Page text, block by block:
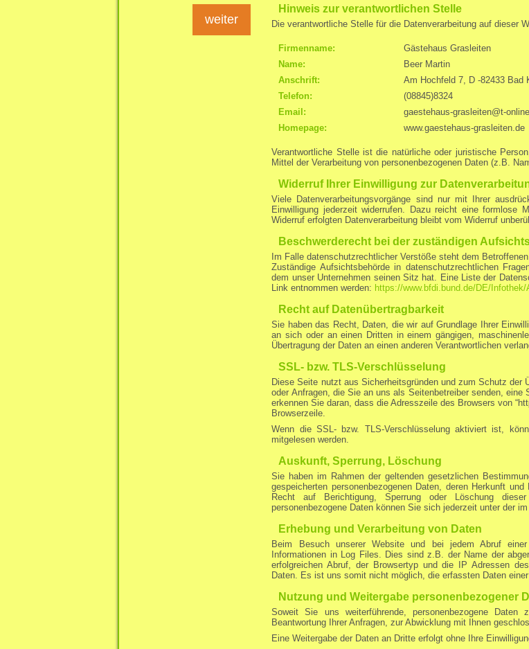
weiter
Hinweis zur verantwortlichen Stelle
Die verantwortliche Stelle für die Datenverarbeitung auf dieser
Firmenname:
Gästehaus Grasleiten
Name:
Beer Martin
Anschrift:
Am Hochfeld 7, D -82433 Bad
Telefon:
(08845)8324
Email:
gaestehaus-grasleiten@t-
Homepage:
www.gaestehaus-grasleiten.de
Verantwortliche Stelle ist die natürliche oder juristische
Mittel der Verarbeitung von personenbezogenen Daten (z.B.
Widerruf Ihrer Einwilligung zur
Viele Datenverarbeitungsvorgänge sind nur mit Ihrer
Einwilligung jederzeit widerrufen. Dazu reicht eine
Widerruf erfolgten Datenverarbeitung bleibt vom Widerruf
Beschwerderecht bei der zuständigen
Im Falle datenschutzrechtlicher Verstöße steht dem
Zuständige Aufsichtsbehörde in datenschutzrechtlichen
dem unser Unternehmen seinen Sitz hat. Eine Liste der
Link entnommen werden: https://www.bfdi.bund.de/DE/
Recht auf Datenübertragbarkeit
Sie haben das Recht, Daten, die wir auf Grundlage Ihrer
an sich oder an einen Dritten in einem gängigen,
Übertragung der Daten an einen anderen Verantwortlichen
SSL- bzw. TLS-Verschlüsselung
Diese Seite nutzt aus Sicherheitsgründen und zum Schutz
oder Anfragen, die Sie an uns als Seitenbetreiber senden,
erkennen Sie daran, dass die Adresszeile des Browsers von
Browserzeile.
Wenn die SSL- bzw. TLS-Verschlüsselung aktiviert ist,
mitgelesen werden.
Auskunft, Sperrung, Löschung
Sie haben im Rahmen der geltenden gesetzlichen
gespeicherten personenbezogenen Daten, deren Herkunft
Recht auf Berichtigung, Sperrung oder Löschung
personenbezogene Daten können Sie sich jederzeit unter der
Erhebung und Verarbeitung von Daten
Beim Besuch unserer Website und bei jedem Abruf
Informationen in Log Files. Dies sind z.B. der Name der
erfolgreichen Abruf, der Browsertyp und die IP Adressen
Daten. Es ist uns somit nicht möglich, die erfassten Daten
Nutzung und Weitergabe personenbezogener
Soweit Sie uns weiterführende, personenbezogene
Beantwortung Ihrer Anfragen, zur Abwicklung mit Ihnen
Eine Weitergabe der Daten an Dritte erfolgt ohne Ihre